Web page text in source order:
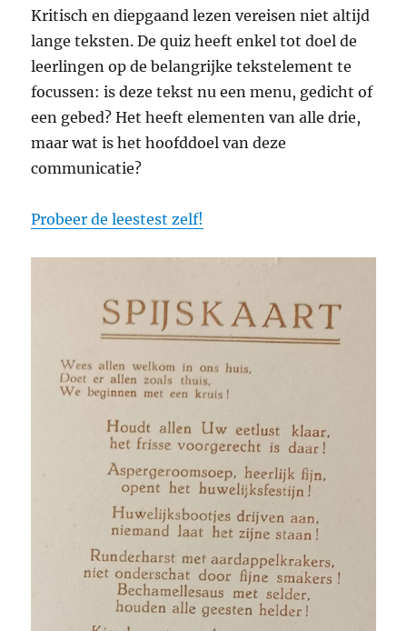
Kritisch en diepgaand lezen vereisen niet altijd
lange teksten. De quiz heeft enkel tot doel de
leerlingen op de belangrijke tekstelement te
focussen: is deze tekst nu een menu, gedicht of
een gebed? Het heeft elementen van alle drie,
maar wat is het hoofddoel van deze
communicatie?
Probeer de leestest zelf!